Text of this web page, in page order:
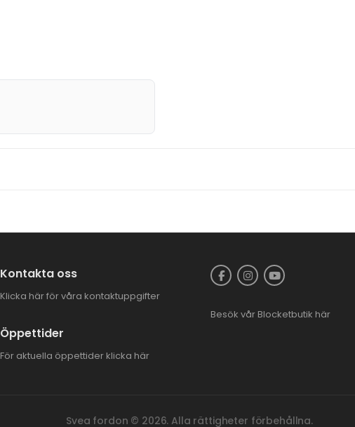
Kontakta oss
Klicka här för våra kontaktuppgifter
Öppettider
För aktuella öppettider klicka här
Besök vår Blocketbutik här
Svea fordon © 2026. Alla rättigheter förbehållna.